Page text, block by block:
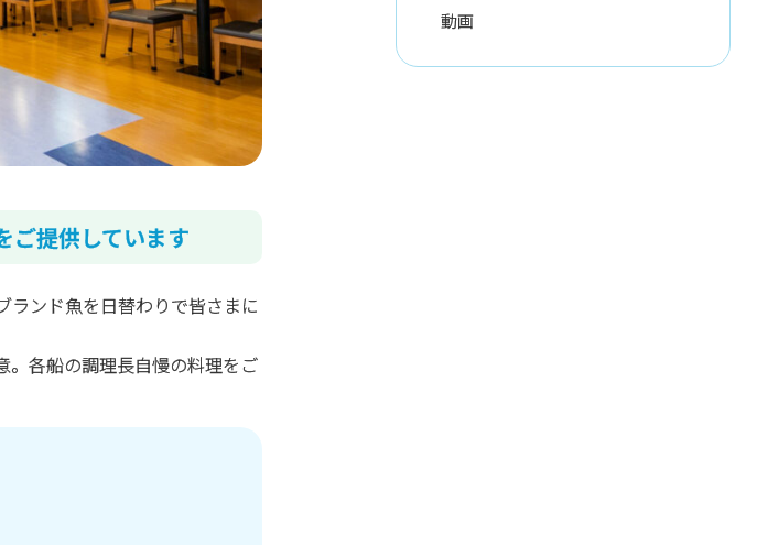
ご提供しています
ランド魚を日替わりで皆さまに
。各船の調理長自慢の料理をご
動画